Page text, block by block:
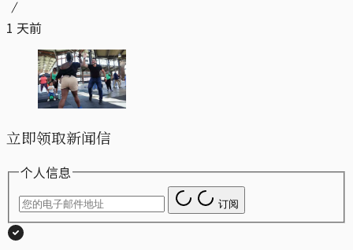
1 天前
立即领取新闻信
个人信息
订阅